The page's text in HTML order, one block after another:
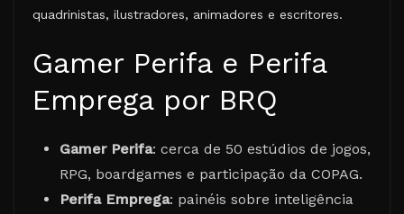
quadrinistas, ilustradores, animadores e escritores.
Gamer Perifa e Perifa
Emprega por BRQ
Gamer Perifa: cerca de 50 estúdios de jogos,
RPG, boardgames e participação da COPAG.
Perifa Emprega: painéis sobre inteligência